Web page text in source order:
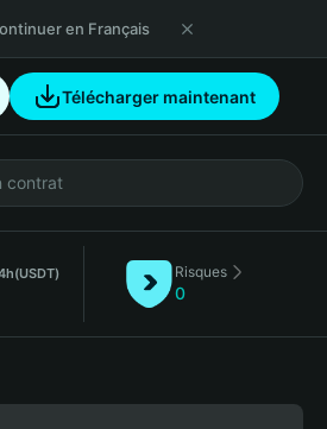
en Français
Télécharger maintenant
(USDT) Risques
0